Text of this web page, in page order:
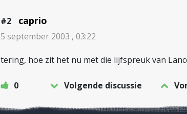
#2 caprio
5 september 2003 , 03:22
tering, hoe zit het nu met die lijfspreuk van
0 Volgende discussie